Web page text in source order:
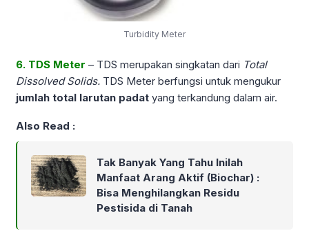
Turbidity Meter
6. TDS Meter – TDS merupakan singkatan dari Total
Dissolved Solids. TDS Meter berfungsi untuk mengukur
jumlah total larutan padat yang terkandung dalam air.
Also Read :
Tak Banyak Yang Tahu Inilah
Manfaat Arang Aktif (Biochar) :
Bisa Menghilangkan Residu
Pestisida di Tanah